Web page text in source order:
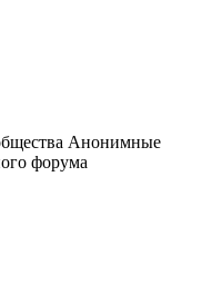
Анонимные
форума